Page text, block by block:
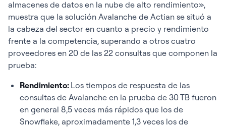
almacenes de datos en la nube de alto rendimiento»,
muestra que la solución Avalanche de Actian se situó a
la cabeza del sector en cuanto a precio y rendimiento
frente a la competencia, superando a otros cuatro
proveedores en 20 de las 22 consultas que componen la
prueba:
Rendimiento: Los tiempos de respuesta de las
consultas de Avalanche en la prueba de 30 TB fueron
en general 8,5 veces más rápidos que los de
Snowflake, aproximadamente 1,3 veces los de